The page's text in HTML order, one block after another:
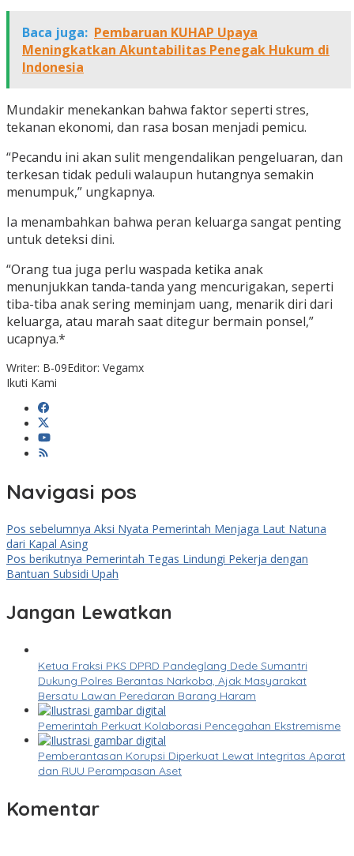
Baca juga: Pembaruan KUHAP Upaya
Meningkatkan Akuntabilitas Penegak Hukum di
Indonesia
Mundakir menekankan bahwa faktor seperti stres,
tekanan ekonomi, dan rasa bosan menjadi pemicu.
“Pecandu ini akan sulit mengendalikan pengeluaran, dan
terkesan tidak peduli walaupun hutangnya semakin
menumpuk,” ungkapnya.
Ia menambahkan bahwa peran keluarga sangat penting
untuk deteksi dini.
“Orang tua juga perlu waspada ketika anak
menunjukkan tanda-tanda yang mencurigakan, seperti
tiba-tiba anak sering meminjam uang, menarik diri dari
keluarga, atau marah saat ditegur bermain ponsel,”
ucapnya.*
Writer: B-09Editor: Vegamx
Ikuti Kami
Navigasi pos
Pos sebelumnya Aksi Nyata Pemerintah Menjaga Laut Natuna
dari Kapal Asing
Pos berikutnya Pemerintah Tegas Lindungi Pekerja dengan
Bantuan Subsidi Upah
Jangan Lewatkan
Ketua Fraksi PKS DPRD Pandeglang Dede Sumantri
Dukung Polres Berantas Narkoba, Ajak Masyarakat
Bersatu Lawan Peredaran Barang Haram
Pemerintah Perkuat Kolaborasi Pencegahan Ekstremisme
Pemberantasan Korupsi Diperkuat Lewat Integritas Aparat
dan RUU Perampasan Aset
Komentar